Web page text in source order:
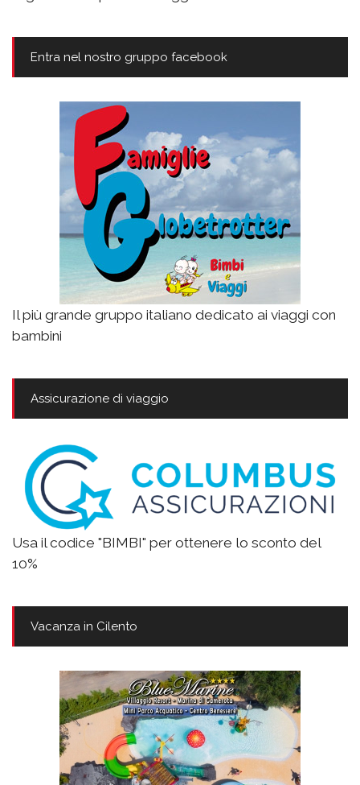
Entra nel nostro gruppo facebook
Il più grande gruppo italiano dedicato ai viaggi con
bambini
Assicurazione di viaggio
Usa il codice "BIMBI" per ottenere lo sconto del
10%
Vacanza in Cilento